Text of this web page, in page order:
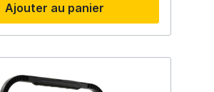
Ajouter au panier